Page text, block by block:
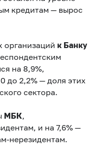
кредитам — вырос
организаций к Банку
на 8,9%,
до 2,2% — доля этих
сектора.
МБК,
и на 7,6% —
нерезидентам.